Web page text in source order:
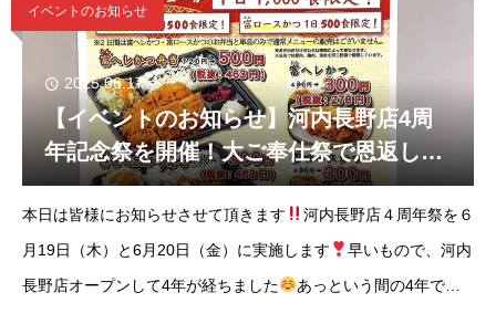
イベントのお知らせ
2025.06.17
【イベントのお知らせ】河内長野店4周
年記念祭を開催！大ご奉仕祭で恩返しさ
せていただきます。
本日は皆様にお知らせさせて頂きます
河内長野店４周年祭を６
月19日（木）と6月20日（金）に実施します
早いもので、河内
長野店オープンして4年が経ちました
あっという間の4年で、